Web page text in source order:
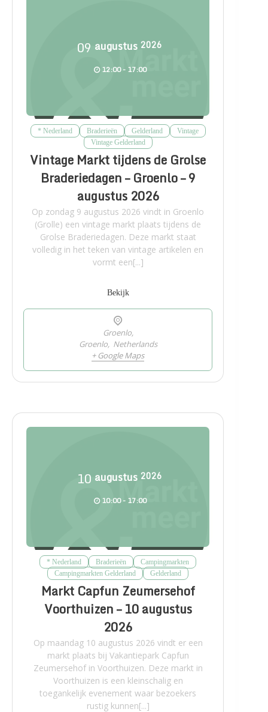
09 augustus 2026
12:00 - 17:00
* Nederland Braderieën Gelderland
Vintage
Vintage Gelderland
Vintage Markt tijdens de Grolse
Braderiedagen – Groenlo – 9
augustus 2026
Op zondag 9 augustus 2026 vindt in Groenlo
(Grolle) een vintage markt plaats tijdens de
Grolse Braderiedagen. Deze markt staat
volledig in het teken van vintage artikelen en
vormt een[...]
Bekijk
Groenlo,
Groenlo, Netherlands
+ Google Maps
10 augustus 2026
10:00 - 17:00
* Nederland Braderieën
Campingmarkten
Campingmarkten Gelderland
Gelderland
Markt Capfun Zeumersehof
Voorthuizen – 10 augustus
2026
Op maandag 10 augustus 2026 vindt er een
markt plaats bij Vakantiepark Capfun
Zeumersehof in Voorthuizen. Deze markt in
Voorthuizen is een kleinschalig en
toegankelijk evenement waar bezoekers
rustig kunnen[...]